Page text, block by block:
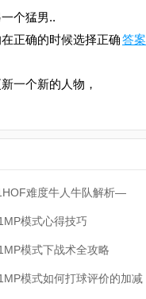
个猛男..
正确的时候选择正确答案
一个新的人物，
难度牛人牛队解析—
模式心得技巧
模式下战术全攻略
模式如何打球评价的加减